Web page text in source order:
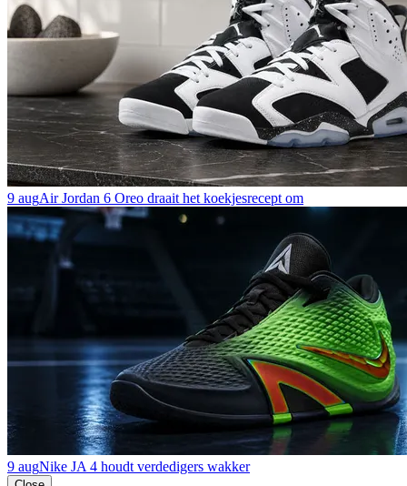
9 augAir Jordan 6 Oreo draait het koekjesrecept om
9 augNike JA 4 houdt verdedigers wakker